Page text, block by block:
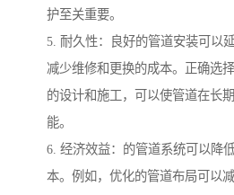
护至关重要。
5. 耐久性：良好的管道安装可以
减少维修和更换的成本。正确选
的设计和施工，可以使管道在长
能。
6. 经济效益：的管道系统可以降
本。例如，优化的管道布局可以